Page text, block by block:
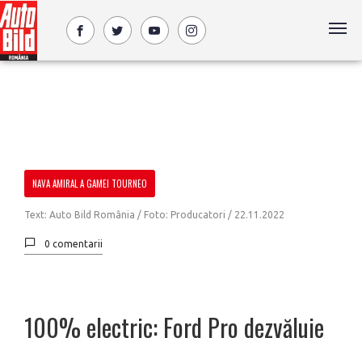
NAVA AMIRAL A GAMEI TOURNEO
Text: Auto Bild România / Foto: Producatori / 22.11.2022
0 comentarii
100% electric: Ford Pro dezvăluie